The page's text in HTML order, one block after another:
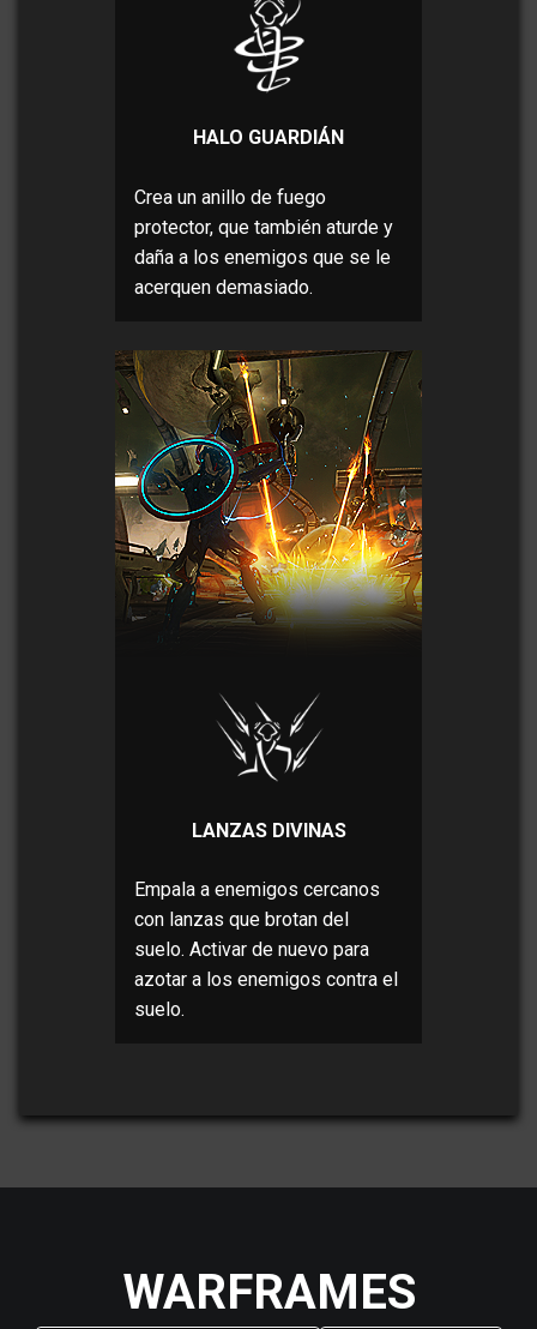
HALO GUARDIÁN
Crea un anillo de fuego
protector, que también aturde y
daña a los enemigos que se le
acerquen demasiado.
LANZAS DIVINAS
Empala a enemigos cercanos
con lanzas que brotan del
suelo. Activar de nuevo para
azotar a los enemigos contra el
suelo.
WARFRAMES